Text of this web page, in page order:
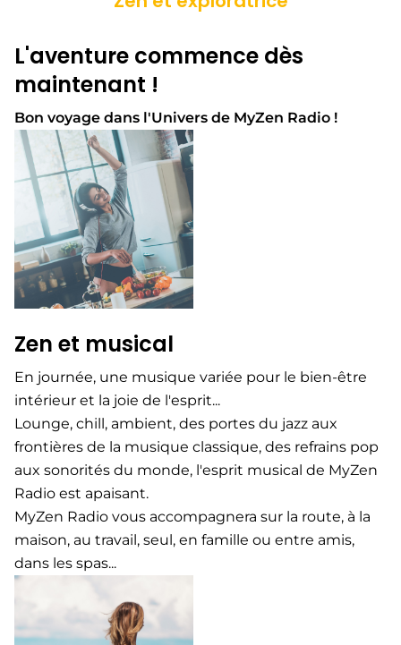
L'aventure commence dès
maintenant !
Bon voyage dans l'Univers de MyZen Radio !
Zen et musical​
En journée, une musique variée pour le bien-être
intérieur et la joie de l'esprit...
Lounge, chill, ambient, des portes du jazz aux
frontières de la musique classique, des refrains pop
aux sonorités du monde, l'esprit musical de MyZen
Radio est apaisant.
MyZen Radio vous accompagnera sur la route, à la
maison, au travail, seul, en famille ou entre amis,
dans les spas...